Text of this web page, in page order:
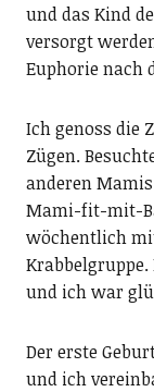
und das Kind
versorgt
Euphorie nach
Ich genoss die
Zügen.
anderen
Mami-fit-mit-
wöchentlich
und ich war
Der erste
und ich